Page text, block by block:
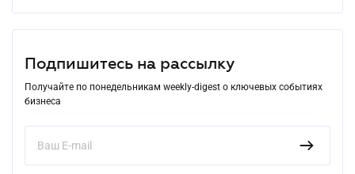
Подпишитесь на рассылку
Получайте по понедельникам weekly-digest о ключевых событиях
бизнеса